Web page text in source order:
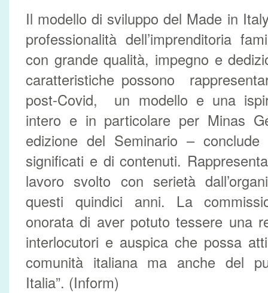
Il modello di sviluppo del Made in
professionalità dell’imprenditoria
con grande qualità, impegno e
caratteristiche possono
post-Covid, un modello e una
intero e in particolare per Minas
edizione del Seminario –
significati e di contenuti.
lavoro svolto con serietà
questi quindici anni. La
onorata di aver potuto tessere una
interlocutori e auspica che possa
comunità italiana ma anche del
Italia”. (Inform)